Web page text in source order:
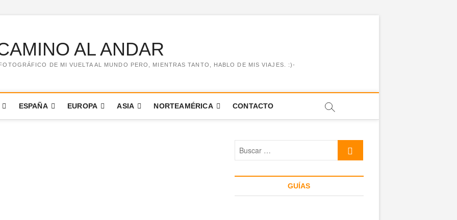
AL ANDAR
DE MI VUELTA AL MUNDO PERO, MIENTRAS TANTO, HABLO DE MIS VIAJES. :)-
ESPAÑA EUROPA ASIA NORTEAMÉRICA CONTACTO
GUÍAS